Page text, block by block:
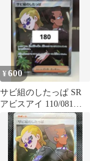
¥600
サビ組のしたっぱ SR
アビスアイ 110/081
【在庫1】